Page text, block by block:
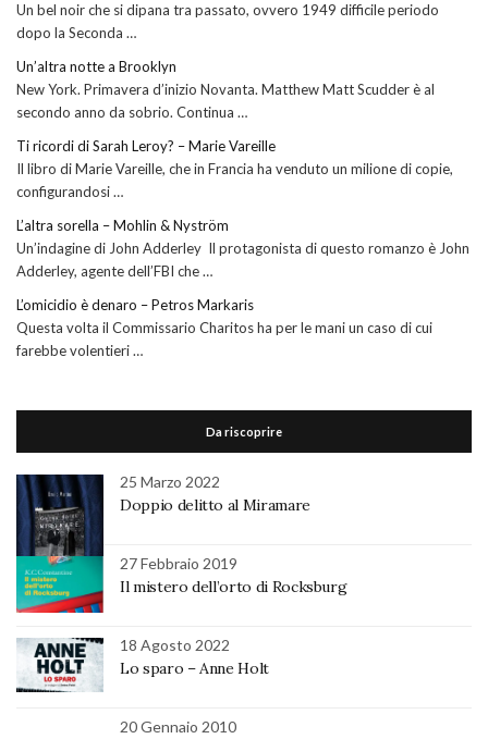
Un bel noir che si dipana tra passato, ovvero 1949 difficile periodo
dopo la Seconda …
Un’altra notte a Brooklyn
New York. Primavera d’inizio Novanta. Matthew Matt Scudder è al
secondo anno da sobrio. Continua …
Ti ricordi di Sarah Leroy? – Marie Vareille
Il libro di Marie Vareille, che in Francia ha venduto un milione di copie,
configurandosi …
L’altra sorella – Mohlin & Nyström
Un’indagine di John Adderley Il protagonista di questo romanzo è John
Adderley, agente dell’FBI che …
L’omicidio è denaro – Petros Markaris
Questa volta il Commissario Charitos ha per le mani un caso di cui
farebbe volentieri …
Da riscoprire
25 Marzo 2022
Doppio delitto al Miramare
27 Febbraio 2019
Il mistero dell’orto di Rocksburg
18 Agosto 2022
Lo sparo – Anne Holt
20 Gennaio 2010